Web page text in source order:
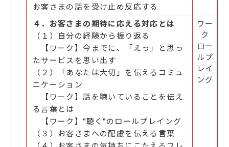
お客さまの話を受け止め反応する
４．お客さまの期待に応える対応とは
（１）自分の経験から振り返る
【ワーク】今までに、「えっ」と思っ
たサービスを思い出す
（２）「あなたは大切」を伝えるコミュ
ニケーション
【ワーク】話を聴いていることを伝え
る言葉とは
【ワーク】"聴く"のロールプレイング
（３）お客さまへの配慮を伝える言葉
ワー
ク
ロー
ルプ
レイ
ング